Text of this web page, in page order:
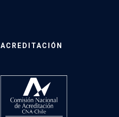
ACREDITACIÓN